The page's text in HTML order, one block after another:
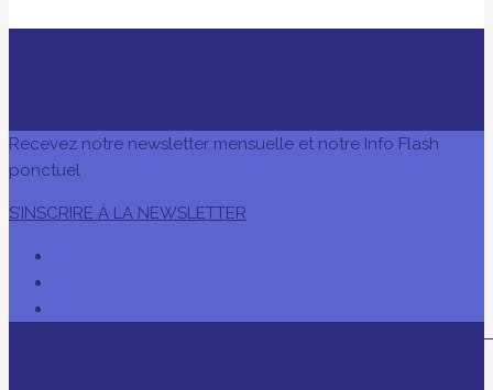
Recevez notre newsletter mensuelle et notre Info Flash
ponctuel
S’INSCRIRE À LA NEWSLETTER